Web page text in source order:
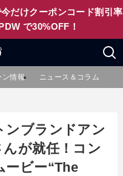
だけクーポンコード割引率
で30%OFF！
ン情報 ニュース＆コラム
ンブランドアン
が就任！コン
ービー“The